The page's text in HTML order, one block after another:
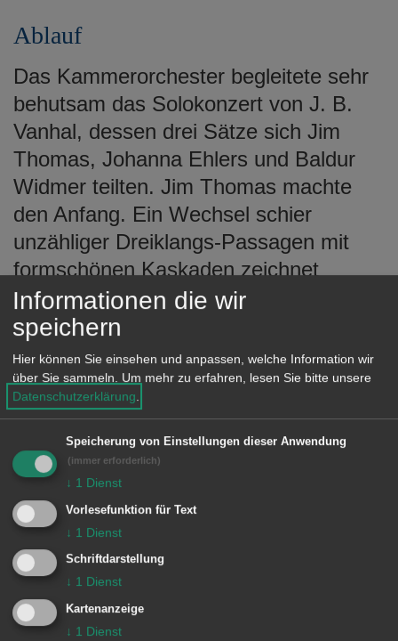
Ablauf
Das Kammerorchester begleitete sehr
behutsam das Solokonzert von J. B.
Vanhal, dessen drei Sätze sich Jim
Thomas, Johanna Ehlers und Baldur
Widmer teilten. Jim Thomas machte
den Anfang. Ein Wechsel schier
unzähliger Dreiklangs-Passagen mit
formschönen Kaskaden zeichnet
diesen ersten Satz aus, der vom
Solisten überaus ausdrucksstark und
mit höchst technischer Brillanz
gemeistert wurde. Den zweiten Satz,
das Adagio, übernahm Johanna Ehlers,
die sehr einfühlsam die schönen,
Gesangspassagen gestaltete und,
besonders in der Solokadenz, sehr
virtuos das gesamte Griffbrett bediente.
Den finalen dritten Satz wusste Baldur
Widmer trotz rasantem Tempo überaus
geschmeidig und gekonnt darzubieten.
Es folgten nun Werke für acht
Informationen die wir
speichern
Hier können Sie einsehen und anpassen, welche Information wir
über Sie sammeln.
Um mehr zu erfahren, lesen Sie bitte unsere
Datenschutzerklärung
Speicherung von Einstellungen dieser Anwendung
(immer erforderlich)
↓ 1 Dienst
Vorlesefunktion für Text
↓ 1 Dienst
Schriftdarstellung
↓ 1 Dienst
Kartenanzeige
↓ 1 Dienst